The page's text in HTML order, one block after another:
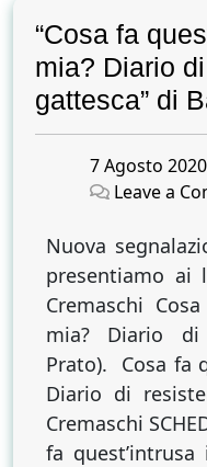
“Cosa fa
mia? Diario
gattesca” di
Posted
on
7 Agosto 2020
Leave a
Nuova
presentiamo
Cremaschi
mia? Diario di
Prato). Cosa fa
Diario di
Cremaschi
fa